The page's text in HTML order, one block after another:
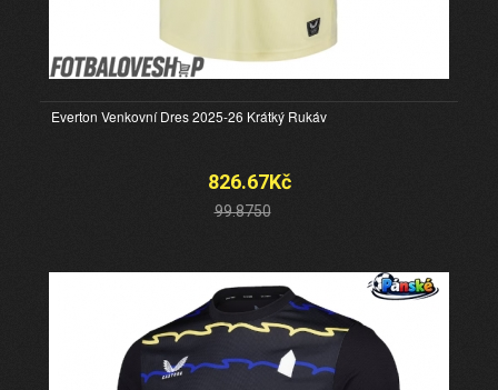
Everton Venkovní Dres 2025-26 Krátký Rukáv
826.67Kč
99.8750